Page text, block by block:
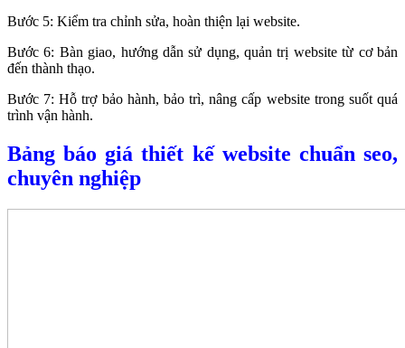
Bước 5: Kiểm tra chỉnh sửa, hoàn thiện lại website.
Bước 6: Bàn giao, hướng dẫn sử dụng, quản trị website từ cơ bản
đến thành thạo.
Bước 7: Hỗ trợ bảo hành, bảo trì, nâng cấp website trong suốt quá
trình vận hành.
Bảng báo giá thiết kế website chuẩn seo,
chuyên nghiệp